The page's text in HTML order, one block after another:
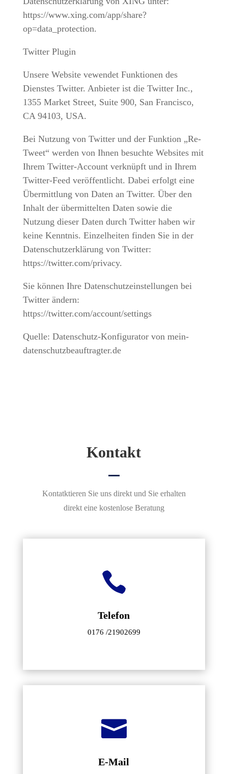
https://www.xing.com/app/share?
op=data_protection.
Twitter Plugin
Unsere Website vewendet Funktionen des
Dienstes Twitter. Anbieter ist die Twitter Inc.,
1355 Market Street, Suite 900, San Francisco,
CA 94103, USA.
Bei Nutzung von Twitter und der Funktion „Re-
Tweet“ werden von Ihnen besuchte Websites mit
Ihrem Twitter-Account verknüpft und in Ihrem
Twitter-Feed veröffentlicht. Dabei erfolgt eine
Übermittlung von Daten an Twitter. Über den
Inhalt der übermittelten Daten sowie die
Nutzung dieser Daten durch Twitter haben wir
keine Kenntnis. Einzelheiten finden Sie in der
Datenschutzerklärung von Twitter:
https://twitter.com/privacy.
Sie können Ihre Datenschutzeinstellungen bei
Twitter ändern:
https://twitter.com/account/settings
Quelle: Datenschutz-Konfigurator von mein-
datenschutzbeauftragter.de
Kontakt
Kontatktieren Sie uns direkt und Sie erhalten
direkt eine kostenlose Beratung

Telefon
0176 /21902699

E-Mail